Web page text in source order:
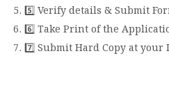
5️⃣ Verify details & Submit
6️⃣ Take Print of the
7️⃣ Submit Hard Copy at